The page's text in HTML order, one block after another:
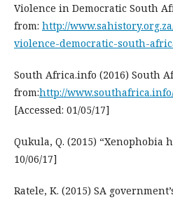
Violence in Democratic South
from: http://
violence-democratic-south-
South Africa.info (2016) South
from:http://
[Accessed: 01/05/17]
Qukula, Q. (2015) “Xenophobia
10/06/17]
Ratele, K. (2015) SA